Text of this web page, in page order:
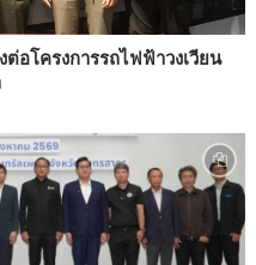
ต่อโครงการรถไฟฟ้าวงเวียน